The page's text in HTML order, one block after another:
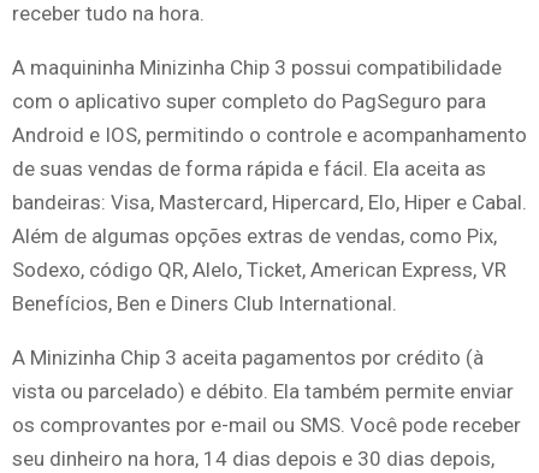
receber tudo na hora.
A maquininha Minizinha Chip 3 possui compatibilidade
com o aplicativo super completo do PagSeguro para
Android e IOS, permitindo o controle e acompanhamento
de suas vendas de forma rápida e fácil. Ela aceita as
bandeiras: Visa, Mastercard, Hipercard, Elo, Hiper e Cabal.
Além de algumas opções extras de vendas, como Pix,
Sodexo, código QR, Alelo, Ticket, American Express, VR
Benefícios, Ben e Diners Club International.
A Minizinha Chip 3 aceita pagamentos por crédito (à
vista ou parcelado) e débito. Ela também permite enviar
os comprovantes por e-mail ou SMS. Você pode receber
seu dinheiro na hora, 14 dias depois e 30 dias depois,